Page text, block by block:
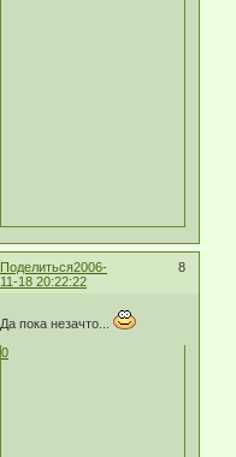
Поделиться 8
2006-
11-18 20:22:22
Да пока незачто...
0